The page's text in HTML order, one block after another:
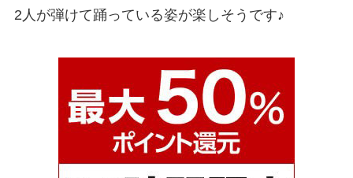
2人が弾けて踊っている姿が楽しそうです♪